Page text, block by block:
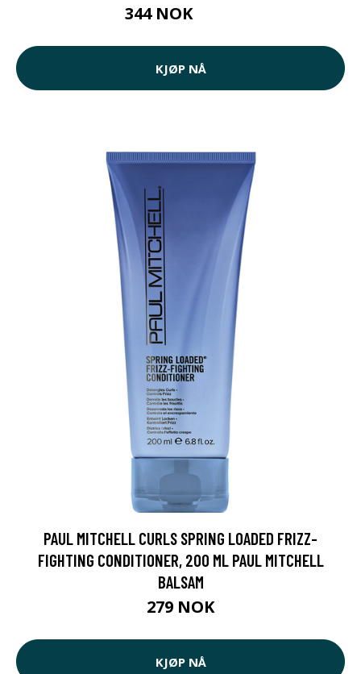
344 NOK
KJØP NÅ
PAUL MITCHELL CURLS SPRING LOADED FRIZZ-
FIGHTING CONDITIONER, 200 ML PAUL MITCHELL
BALSAM
279 NOK
KJØP NÅ